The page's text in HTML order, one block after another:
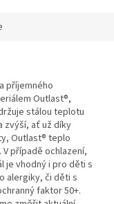
příjemného
Outlast®,
stálou teplotu
zvýší, ať už díky
Outlast® teplo
případě ochlazení,
je vhodný i pro děti s
alergiky, či děti s
faktor 50+.